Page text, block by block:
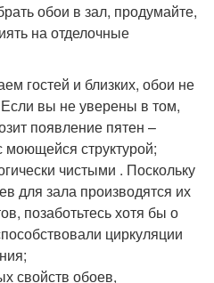
обои в зал, продумайте,
на отделочные
гостей и близких, обои не
вы не уверены в том,
появление пятен –
структурой;
чистыми . Поскольку
для зала производятся их
позаботьтесь хотя бы о
циркуляции
свойств обоев,